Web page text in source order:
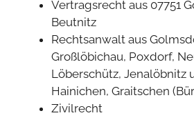
Vertragsrecht aus 07751
Beutnitz
Rechtsanwalt aus
Großlöbichau, Poxdorf,
Löberschütz, Jenalöbnitz
Hainichen, Graitschen
Zivilrecht